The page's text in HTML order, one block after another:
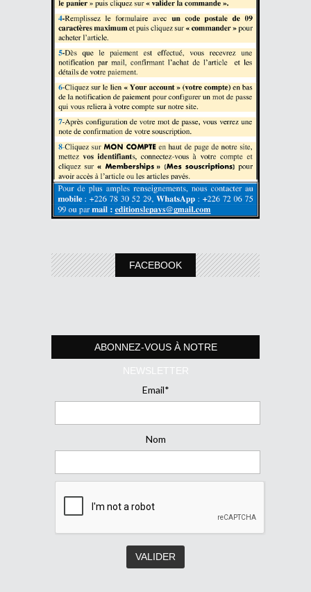
FACEBOOK
ABONNEZ-VOUS À NOTRE
NEWSLETTER
Email*
Nom